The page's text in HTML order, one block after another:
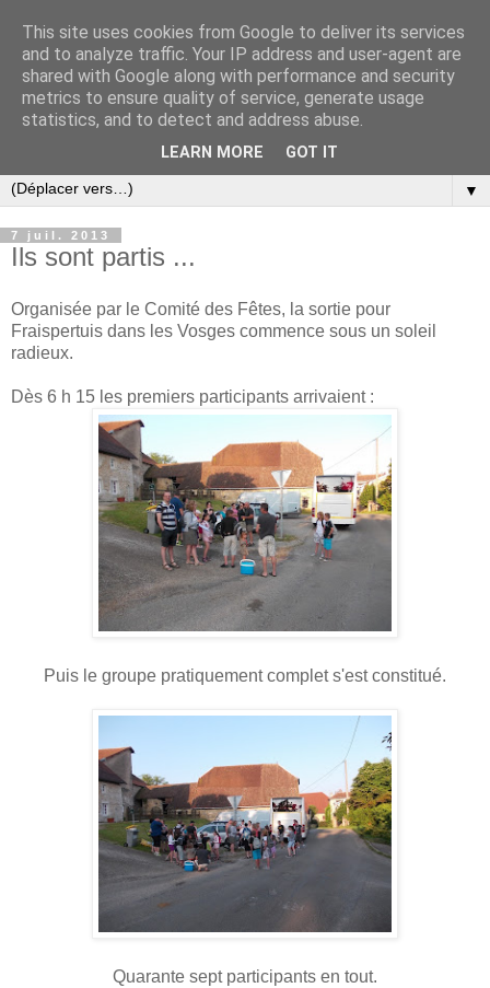
▼
7 juil. 2013
Ils sont partis ...
Organisée par le Comité des Fêtes, la sortie pour
Fraispertuis dans les Vosges commence sous un soleil
radieux.
Dès 6 h 15 les premiers participants arrivaient :
Puis le groupe pratiquement complet s'est constitué.
Quarante sept participants en tout.
This site uses cookies from Google to deliver its services
and to analyze traffic. Your IP address and user-agent are
shared with Google along with performance and security
metrics to ensure quality of service, generate usage
statistics, and to detect and address abuse.
LEARN MORE GOT IT